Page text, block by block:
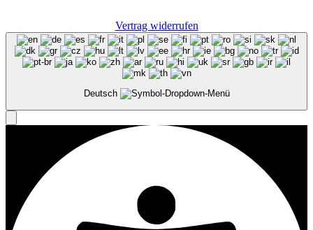
Vertrag widerrufen
Deutsch